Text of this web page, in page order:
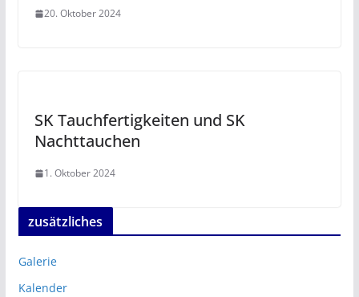
20. Oktober 2024
SK Tauchfertigkeiten und SK
Nachttauchen
1. Oktober 2024
zusätzliches
Galerie
Kalender